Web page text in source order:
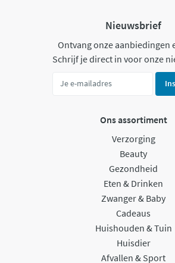
Nieuwsbrief
Ontvang onze aanbiedingen
Schrijf je direct in voor onze
Ons assortiment
Verzorging
Beauty
Gezondheid
Eten & Drinken
Zwanger & Baby
Cadeaus
Huishouden & Tuin
Huisdier
Afvallen & Sport